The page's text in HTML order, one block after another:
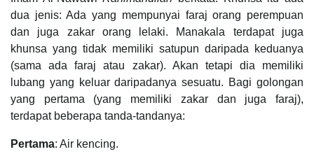
dua jenis: Ada yang mempunyai faraj orang perempuan
dan juga zakar orang lelaki. Manakala terdapat juga
khunsa yang tidak memiliki satupun daripada keduanya
(sama ada faraj atau zakar). Akan tetapi dia memiliki
lubang yang keluar daripadanya sesuatu. Bagi golongan
yang pertama (yang memiliki zakar dan juga faraj),
terdapat beberapa tanda-tandanya:
Pertama: Air kencing.